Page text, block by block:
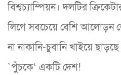
বিশ্বচ্যাম্পিয়ন। দলটির
লিগে সবচেয়ে বেশি আলোড়ন
না নাকানি-চুবানি খাইয়ে
`পুঁচকে‘ একটি দেশ!